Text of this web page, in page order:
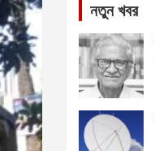
নতুন খবর